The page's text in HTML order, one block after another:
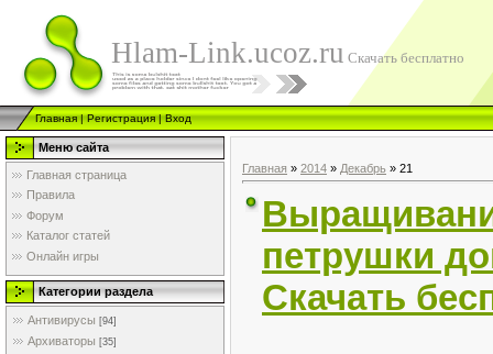
Hlam-Link.ucoz.ru Скачать бесплатно
Главная|Регистрация|Вход
Меню сайта
Главная страница
Правила
Форум
Каталог статей
Онлайн игры
Категории раздела
Антивирусы [94]
Архиваторы [35]
Главная » 2014 » Декабрь » 21
петрушки
Скачать